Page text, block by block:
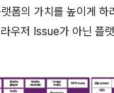
폼의 가치를 높이게 하
우저 Issue가 아닌 플